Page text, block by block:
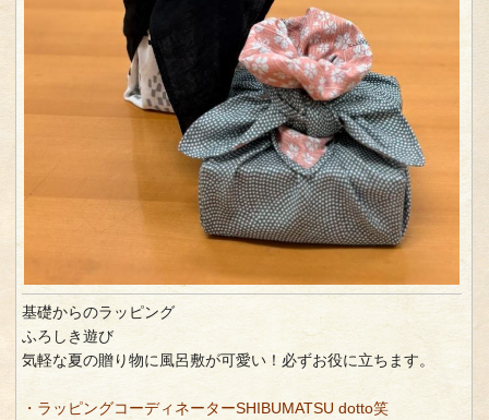
基礎からのラッピング
ふろしき遊び
気軽な夏の贈り物に風呂敷が可愛い！必ずお役に立ちます。
・ラッピングコーディネーターSHIBUMATSU dotto笑